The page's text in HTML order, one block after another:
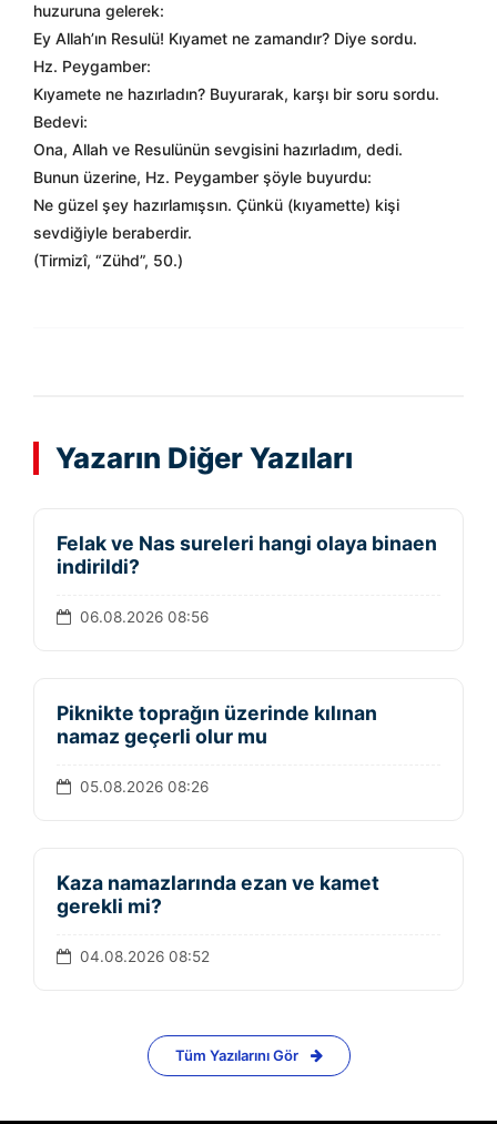
huzuruna gelerek:
Ey Allah’ın Resulü! Kıyamet ne zamandır? Diye sordu.
Hz. Peygamber:
Kıyamete ne hazırladın? Buyurarak, karşı bir soru sordu.
Bedevi:
Ona, Allah ve Resulünün sevgisini hazırladım, dedi.
Bunun üzerine, Hz. Peygamber şöyle buyurdu:
Ne güzel şey hazırlamışsın. Çünkü (kıyamette) kişi
sevdiğiyle beraberdir.
(Tirmizî, “Zühd”, 50.)
Yazarın Diğer Yazıları
Felak ve Nas sureleri hangi olaya binaen
indirildi?
06.08.2026 08:56
Piknikte toprağın üzerinde kılınan
namaz geçerli olur mu
05.08.2026 08:26
Kaza namazlarında ezan ve kamet
gerekli mi?
04.08.2026 08:52
Tüm Yazılarını Gör